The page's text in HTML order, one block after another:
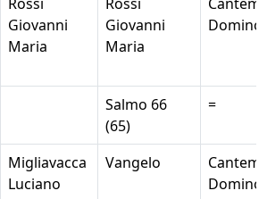
Giovanni
Maria
Giovanni
Maria
Domino
Salmo 66
(65)
=
Migliavacca
Luciano
Vangelo
Domino